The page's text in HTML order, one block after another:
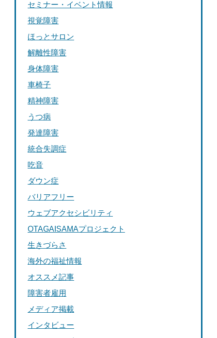
セミナー・イベント情報
視覚障害
ほっとサロン
解離性障害
身体障害
車椅子
精神障害
うつ病
発達障害
統合失調症
吃音
ダウン症
バリアフリー
ウェブアクセシビリティ
OTAGAISAMAプロジェクト
生きづらさ
海外の福祉情報
オススメ記事
障害者雇用
メディア掲載
インタビュー